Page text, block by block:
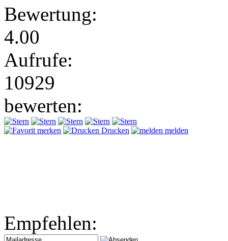
Bewertung:
4.00
Aufrufe:
10929
bewerten:
merken Drucken melden
Empfehlen: